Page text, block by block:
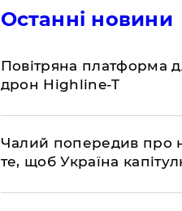
Останні новини
​Повітряна платформа
дрон Highline-T
​Чалий попередив про
те, щоб Україна